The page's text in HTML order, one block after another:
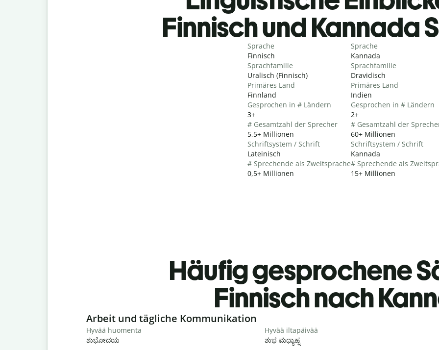
Finnisch und Kannada
Sprache
Finnisch
Sprachfamilie
Uralisch (Finnisch)
Primäres Land
Finnland
Gesprochen in # Ländern
3+
# Gesamtzahl der Sprecher
5,5+ Millionen
Schriftsystem / Schrift
Lateinisch
# Sprechende als Zweitsprache
0,5+ Millionen
Sprache
Kannada
Sprachfamilie
Dravidisch
Primäres Land
Indien
Gesprochen in # Ländern
2+
# Gesamtzahl der
60+ Millionen
Schriftsystem / Schrift
Kannada
# Sprechende als
15+ Millionen
Häufig gesprochene
Finnisch nach
Slide 1 of 6
Arbeit und tägliche Kommunikation
Hyvää huomenta
ಶುಭೋದಯ
Hyvää iltapäivää
ಶುಭ ಮಧ್ಯಾಹ್ನ